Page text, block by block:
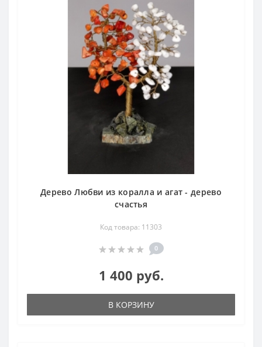
Дерево Любви из коралла и агат - дерево
счастья
Код товара: 11303
0
1 400 руб.
В КОРЗИНУ